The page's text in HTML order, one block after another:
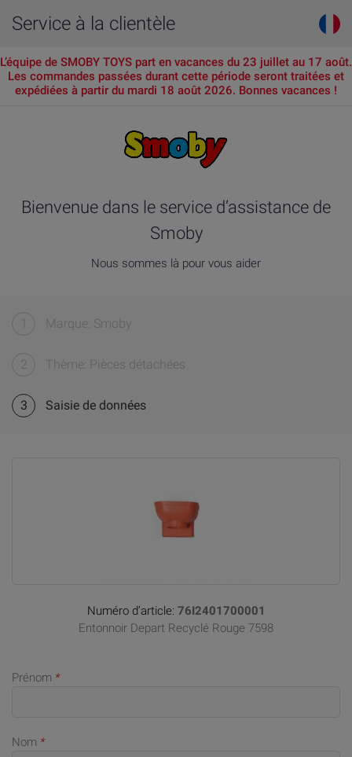
Service à la clientèle
L’équipe de SMOBY TOYS part en vacances du 23 juillet au 17 août.
Les commandes passées durant cette période seront traitées et
expédiées à partir du mardi 18 août 2026. Bonnes vacances !
Bienvenue dans le service d’assistance de
Smoby
Nous sommes là pour vous aider
1 Marque: Smoby
2 Thème: Pièces détachées
3 Saisie de données
Numéro d’article: 76I2401700001
Entonnoir Depart Recyclé Rouge 7598
Prénom *
Nom *